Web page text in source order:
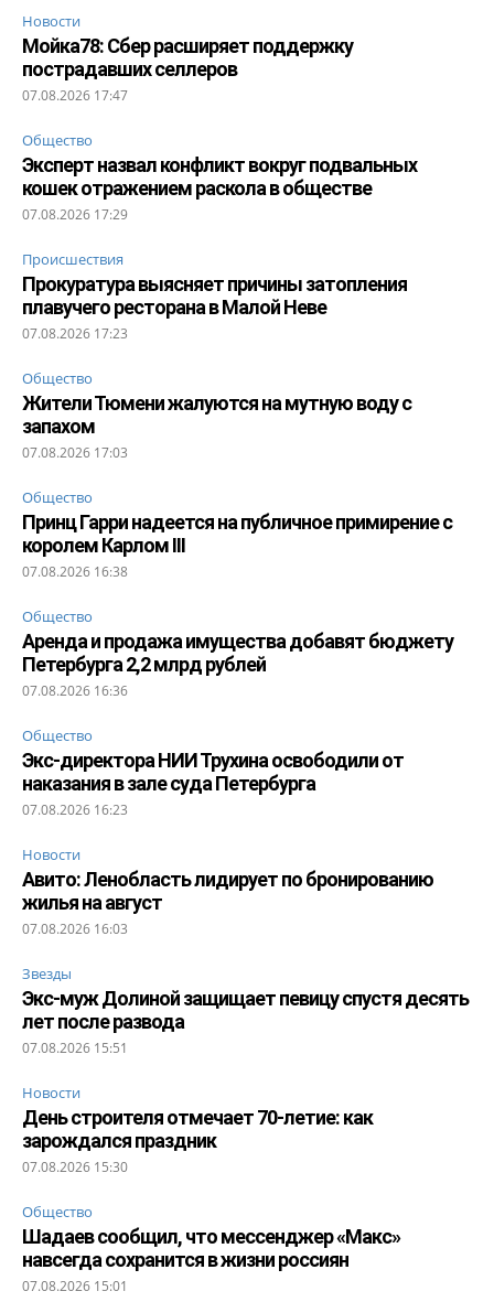
Новости
Мойка78: Сбер расширяет поддержку
пострадавших селлеров
07.08.2026 17:47
Общество
Эксперт назвал конфликт вокруг подвальных
кошек отражением раскола в обществе
07.08.2026 17:29
Происшествия
Прокуратура выясняет причины затопления
плавучего ресторана в Малой Неве
07.08.2026 17:23
Общество
Жители Тюмени жалуются на мутную воду с
запахом
07.08.2026 17:03
Общество
Принц Гарри надеется на публичное примирение с
королем Карлом III
07.08.2026 16:38
Общество
Аренда и продажа имущества добавят бюджету
Петербурга 2,2 млрд рублей
07.08.2026 16:36
Общество
Экс-директора НИИ Трухина освободили от
наказания в зале суда Петербурга
07.08.2026 16:23
Новости
Авито: Ленобласть лидирует по бронированию
жилья на август
07.08.2026 16:03
Звезды
Экс-муж Долиной защищает певицу спустя десять
лет после развода
07.08.2026 15:51
Новости
День строителя отмечает 70-летие: как
зарождался праздник
07.08.2026 15:30
Общество
Шадаев сообщил, что мессенджер «Макс»
навсегда сохранится в жизни россиян
07.08.2026 15:01